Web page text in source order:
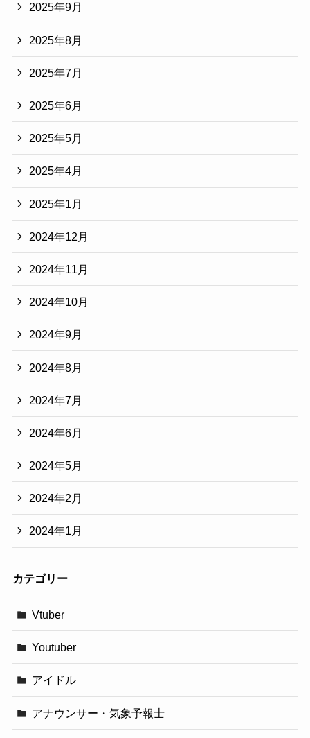
2025年9月
2025年8月
2025年7月
2025年6月
2025年5月
2025年4月
2025年1月
2024年12月
2024年11月
2024年10月
2024年9月
2024年8月
2024年7月
2024年6月
2024年5月
2024年2月
2024年1月
カテゴリー
Vtuber
Youtuber
アイドル
アナウンサー・気象予報士